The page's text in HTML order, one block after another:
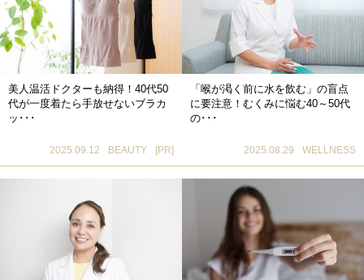
美人温活ドクターも納得！40代50
代が一度着たら手放せないブラカ
ッ･･･
2025.09.12 BEAUTY [PR]
「喉が渇く前に水を飲む」の盲点
に要注意！むくみに悩む40～50代
の･･･
2025.08.29 WELLNESS